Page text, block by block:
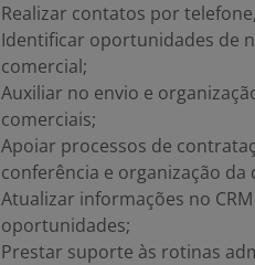
Realizar contatos por
Identificar oportunidades de
comercial;
Auxiliar no envio e
comerciais;
Apoiar processos de
conferência e organização da
Atualizar informações no
oportunidades;
Prestar suporte às rotinas